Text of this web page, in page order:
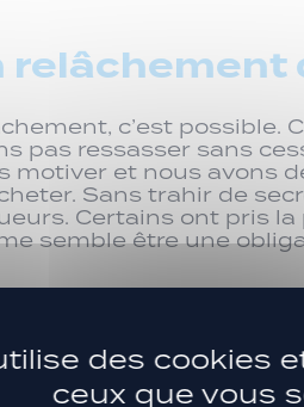
c’est possible.
pas ressasser sans
motiver et nous avons
Sans trahir de
Certains ont pris
semble être une
des cookies
ceux que vous